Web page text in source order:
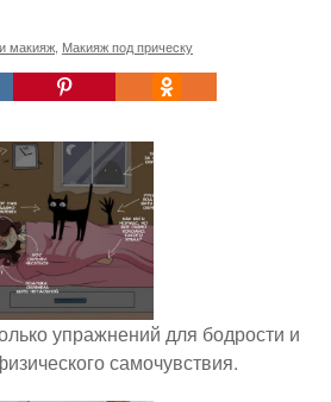
макияж Макияж под прическу
упражнений для бодрости и
самочувствия.